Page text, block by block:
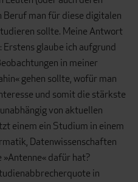
Beruf man für diese digitalen
sollte. Meine Antwort
glaube ich aufgrund
in meiner
gehen sollte, wofür man
und somit die stärkste
von aktuellen
einem ein Studium in einem
Datenwissenschaften
»An­tenne« dafür hat?
in